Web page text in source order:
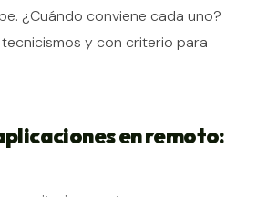
¿Cuándo conviene cada uno?
y con criterio para
en remoto: